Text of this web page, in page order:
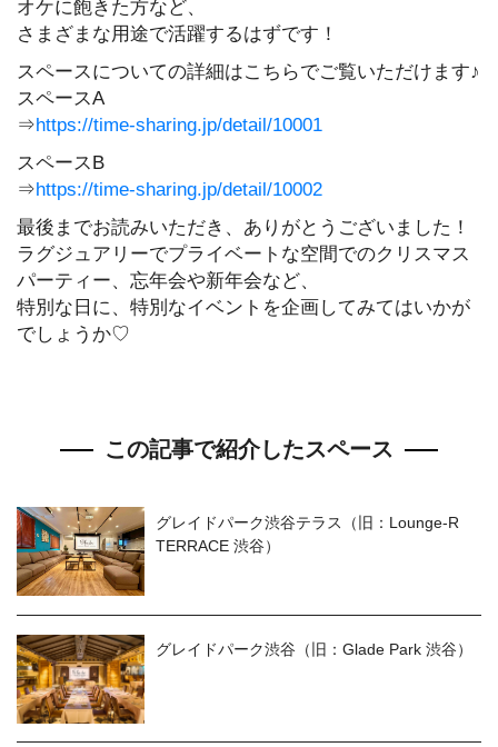
オケに飽きた方など、
さまざまな用途で活躍するはずです！
スペースについての詳細はこちらでご覧いただけます♪
スペースA
⇒https://time-sharing.jp/detail/10001
スペースB
⇒https://time-sharing.jp/detail/10002
最後までお読みいただき、ありがとうございました！
ラグジュアリーでプライベートな空間でのクリスマス
パーティー、忘年会や新年会など、
特別な日に、特別なイベントを企画してみてはいかが
でしょうか♡
この記事で紹介したスペース
グレイドパーク渋谷テラス（旧：Lounge-R
TERRACE 渋谷）
グレイドパーク渋谷（旧：Glade Park 渋谷）